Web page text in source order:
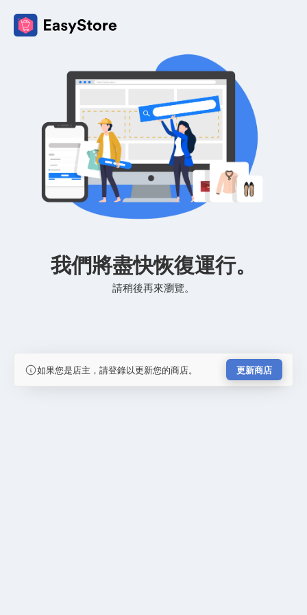
我們將盡快恢復運行。
請稍後再來瀏覽。
如果您是店主，請登錄以更新您的商店。 更新商店